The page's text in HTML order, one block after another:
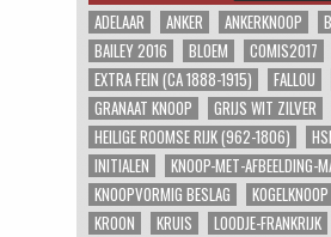
ADELAAR ANKER ANKERKNOOP
BAILEY 2016
BLOEM COMIS2017
EXTRA FEIN (CA 1888-1915)
FALLOU
GRANAAT KNOOP
GRIJS WIT ZILVER
HEILIGE ROOMSE RIJK (962-1806)
INITIALEN
KNOOP-MET-AFBEELDING-
KNOOPVORMIG BESLAG
KROON
KRUIS LOODJE-FRANKRIJK